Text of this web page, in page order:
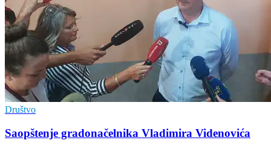
Društvo
Saopštenje gradonačelnika Vladimira Videnovića